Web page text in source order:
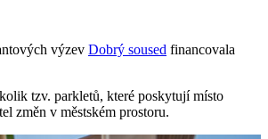
výzev Dobrý soused financovala
tzv. parkletů, které poskytují místo
změn v městském prostoru.